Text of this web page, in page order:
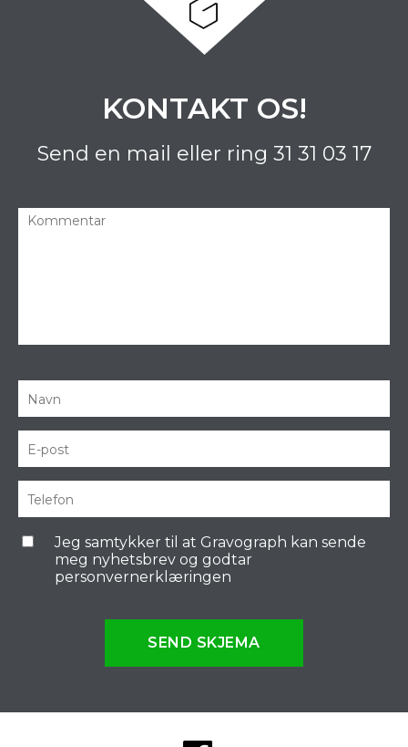
KONTAKT OS!
Send en mail eller ring 31 31 03 17
Jeg samtykker til at Gravograph kan sende
meg nyhetsbrev og godtar
personvernerklæringen
SEND SKJEMA